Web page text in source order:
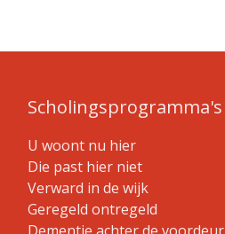
Scholingsprogramma's
U woont nu hier
Die past hier niet
Verward in de wijk
Geregeld ontregeld